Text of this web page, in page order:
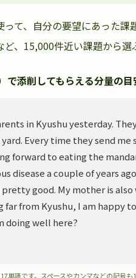
って、自分の要望にあった
、15,000件近い課題から選
で添削してもらえる分量の目
in Kyushu yesterday.
Every time they send
forward to eating the
disease a couple of years
good. My mother is
far from Kyushu, I am happy
doing well here?
語です。スペースやカンマなどの記号も1